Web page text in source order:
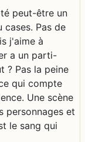
peut-être un
cases. Pas de
j'aime à
a un parti-
? Pas la peine
qui compte
Une scène
personnages et
le sang qui